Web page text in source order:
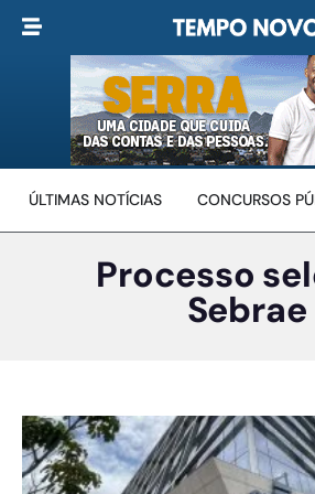
ÚLTIMAS NOTÍCIAS CONCURSOS
Processo
Sebrae